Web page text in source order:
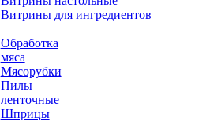
Витрины для ингредиентов
Обработка
мяса
Мясорубки
Пилы
ленточные
Шприцы